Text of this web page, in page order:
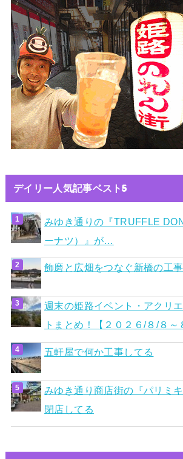
デイリー人気記事ベスト5
みゆき通りの『TRUFFLE
ーナツ）』が…
飾磨と広畑をつなぐ新橋の工
週末の姫路イベント・アクリ
トまとめ！【２０２６/８/８～
五軒屋で何か工事してる
みゆき通り商店街の『パリミ
閉店してる